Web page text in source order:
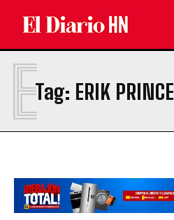
Tag: ERIK PRINCE
E